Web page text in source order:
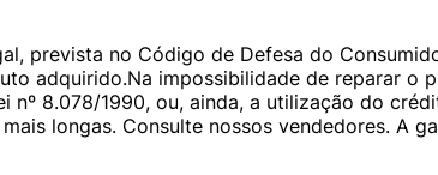
prevista no Código de Defesa do
adquirido.Na impossibilidade de reparar o
nº 8.078/1990, ou, ainda, a utilização do
longas. Consulte nossos vendedores. A